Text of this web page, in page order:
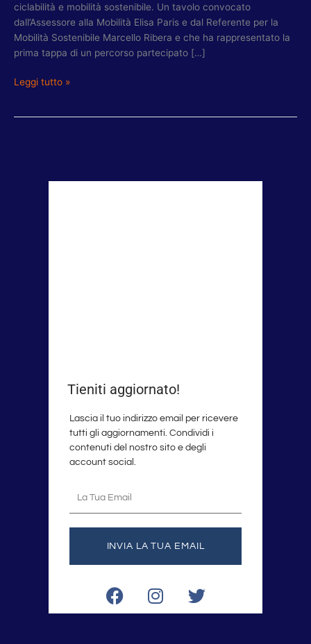
ciclabilità e mobilità sostenibile. Un tavolo convocato
dall’Assessore alla Mobilità Elisa Paris e dal Referente per la
Mobilità Sostenibile Marcello Ribera e che ha rappresentato la
prima tappa di un percorso partecipato […]
Leggi tutto »
Tieniti aggiornato!
Lascia il tuo indirizzo email per ricevere
tutti gli aggiornamenti. Condividi i
contenuti del nostro sito e degli
account social.
INVIA LA TUA EMAIL
F
a
I
n
T
w